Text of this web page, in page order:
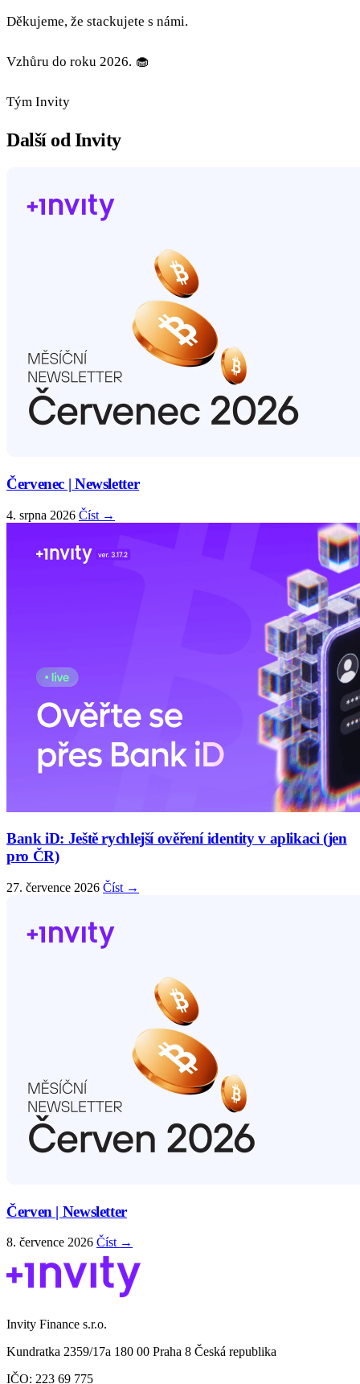
Děkujeme, že stackujete s námi.
Vzhůru do roku 2026. 🧁
Tým Invity
Další od Invity
Červenec | Newsletter
4. srpna 2026 Číst →
Bank iD: Ještě rychlejší ověření identity v aplikaci (jen
pro ČR)
27. července 2026 Číst →
Červen | Newsletter
8. července 2026 Číst →
Invity Finance s.r.o.
Kundratka 2359/17a 180 00 Praha 8 Česká republika
IČO: 223 69 775